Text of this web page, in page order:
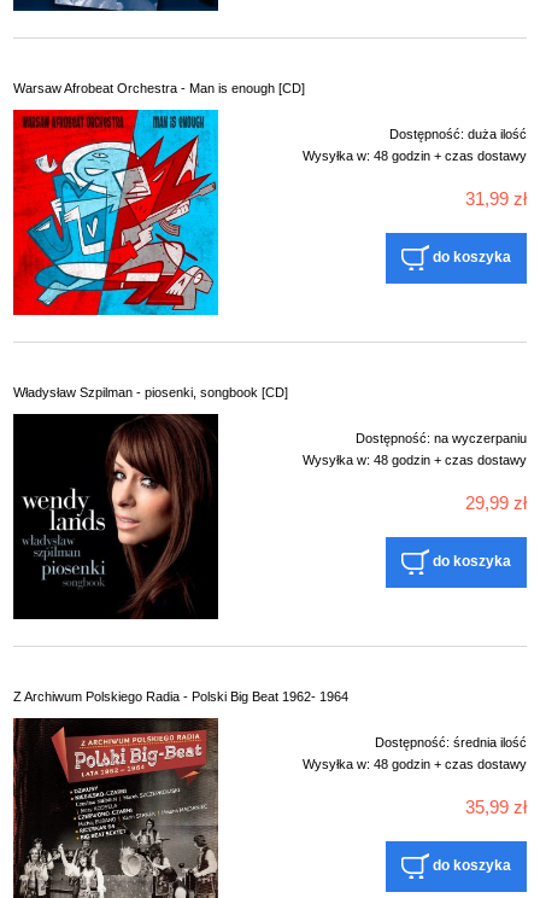
Warsaw Afrobeat Orchestra - Man is enough [CD]
Dostępność: duża ilość
Wysyłka w: 48 godzin + czas dostawy
31,99 zł
do koszyka
Władysław Szpilman - piosenki, songbook [CD]
Dostępność: na wyczerpaniu
Wysyłka w: 48 godzin + czas dostawy
29,99 zł
do koszyka
Z Archiwum Polskiego Radia - Polski Big Beat 1962- 1964
Dostępność: średnia ilość
Wysyłka w: 48 godzin + czas dostawy
35,99 zł
do koszyka